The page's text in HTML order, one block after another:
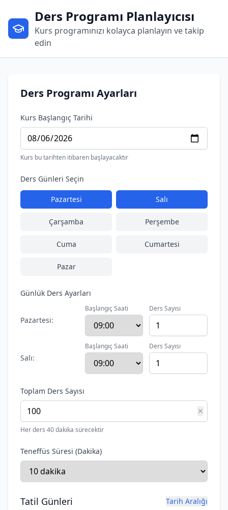
Ders Programı Planlayıcısı
Kurs programınızı kolayca planlayın ve takip
edin
Ders Programı Ayarları
Kurs Başlangıç Tarihi
Kurs bu tarihten itibaren başlayacaktır
Ders Günleri Seçin
Pazartesi Salı
Çarşamba Perşembe
Cuma Cumartesi
Pazar
Günlük Ders Ayarları
Pazartesi:
Başlangıç Saati Ders Sayısı
Salı:
Başlangıç Saati Ders Sayısı
Toplam Ders Sayısı
✕
Her ders 40 dakika sürecektir
Teneffüs Süresi (Dakika)
Tatil Günleri Tarih Aralığı